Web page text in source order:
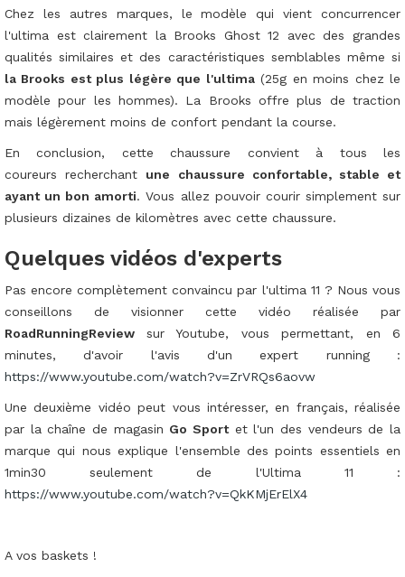
Chez les autres marques, le modèle qui vient concurrencer
l'ultima est clairement la Brooks Ghost 12 avec des grandes
qualités similaires et des caractéristiques semblables même si
la Brooks est plus légère que l'ultima(25g en moins chez le
modèle pour les hommes). La Brooks offre plus de traction
mais légèrement moins de confort pendant la course.
En conclusion, cette chaussure convient à tous les
coureurs recherchant une chaussure confortable, stable et
ayant un bon amorti. Vous allez pouvoir courir simplement sur
plusieurs dizaines de kilomètres avec cette chaussure.
Quelques vidéos d'experts
Pas encore complètement convaincu par l'ultima 11 ? Nous vous
conseillons de visionner cette vidéo réalisée par
RoadRunningReview sur Youtube, vous permettant, en 6
minutes, d'avoir l'avis d'un expert running :
https://www.youtube.com/watch?v=ZrVRQs6aovw
Une deuxième vidéo peut vous intéresser, en français, réalisée
par la chaîne de magasin Go Sportet l'un des vendeurs de la
marque qui nous explique l'ensemble des points essentiels en
1min30 seulement de l'Ultima 11 :
https://www.youtube.com/watch?v=QkKMjErElX4
A vos baskets !